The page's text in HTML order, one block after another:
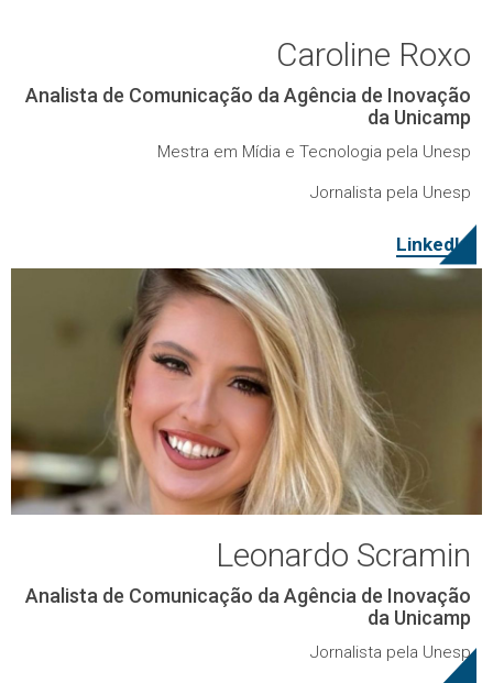
Caroline Roxo
Analista de Comunicação da Agência de Inovação
da Unicamp
Mestra em Mídia e Tecnologia pela Unesp
Jornalista pela Unesp
LinkedIn
Leonardo Scramin
Analista de Comunicação da Agência de Inovação
da Unicamp
Jornalista pela Unesp